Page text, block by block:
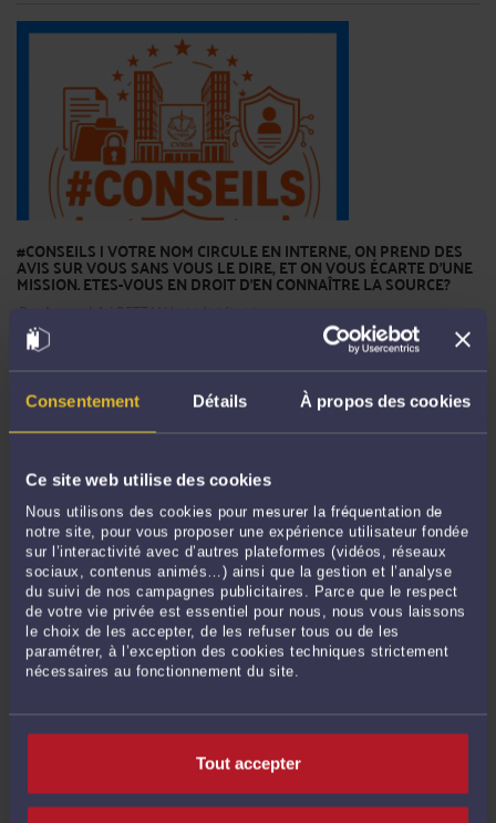
Consentement Détails À propos des cookies
Ce site web utilise des cookies
Nous utilisons des cookies pour mesurer la fréquentation de
notre site, pour vous proposer une expérience utilisateur fondée
sur l’interactivité avec d’autres plateformes (vidéos, réseaux
sociaux, contenus animés…) ainsi que la gestion et l’analyse
du suivi de nos campagnes publicitaires. Parce que le respect
de votre vie privée est essentiel pour nous, nous vous laissons
le choix de les accepter, de les refuser tous ou de les
paramétrer, à l’exception des cookies techniques strictement
nécessaires au fonctionnement du site.
Tout accepter
#CONSEILS | VOTRE NOM CIRCULE EN INTERNE, ON PREND DES
AVIS SUR VOUS SANS VOUS LE DIRE, ET ON VOUS ÉCARTE D’UNE
MISSION. ETES-VOUS EN DROIT D’EN CONNAÎTRE LA SOURCE?
Par Armand-Ari BETTANle 20/06/2026
Affaire C‑185/25 [Waldfelber] RS c. TS | Conclusions de l'Avocat Général du 18
juin 2026 Avertissement liminaire: les #CONSEILS/#FAQ ci-après énoncés sont
fondés sur les enseignements de la jurisprudence s'y rapportant et n'ont qu'une
VOUS SANS VOUS LE DIRE, ET ON VOUS ÉCARTE D’UNE MISSION.
EST-ON EN DROIT D’EN CONNAÎTRE LA SOURCE/L’IDENTITÉ ?
L’AVOCAT GÉNÉRAL DE LA CJUE RÉPOND : EN PARTIE
ParArmand-Ari BETTANle 20/06/2026